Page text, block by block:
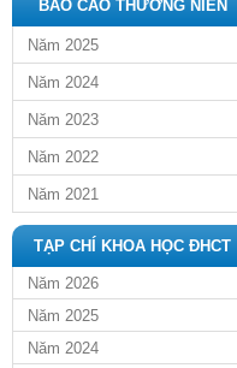
BÁO CÁO THƯỜNG NIÊN
Năm 2025
Năm 2024
Năm 2023
Năm 2022
Năm 2021
TẠP CHÍ KHOA HỌC ĐHCT
Năm 2026
Năm 2025
Năm 2024